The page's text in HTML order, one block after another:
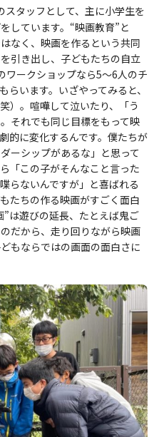
スタッフとして、主に小学生を
しています。“映画教育”と
なく、映画を作るという共同
引き出し、子どもたちの自立
ワークショップなら5～6人のチ
います。いざやってみると、
）。喧嘩して泣いたり、「う
それでも同じ目標をもって映
的に変化するんです。僕たちが
ーシップがあるな」と思って
「この子がそんなこと言った
らないんですが」と喜ばれる
たちの作る映画がすごく面白
は遊びの延長、たとえば鬼ご
だから、走り回りながら映画
もならではの画面の面白さに